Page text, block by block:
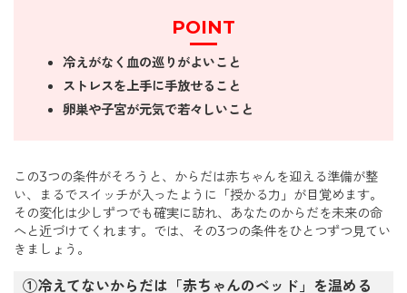
POINT
冷えがなく血の巡りがよいこと
ストレスを上手に手放せること
卵巣や子宮が元気で若々しいこと
この3つの条件がそろうと、からだは赤ちゃんを迎える準備が整
い、まるでスイッチが入ったように「授かる力」が目覚めます。
その変化は少しずつでも確実に訪れ、あなたのからだを未来の命
へと近づけてくれます。では、その3つの条件をひとつずつ見てい
きましょう。
①冷えてないからだは「赤ちゃんのベッド」を温める